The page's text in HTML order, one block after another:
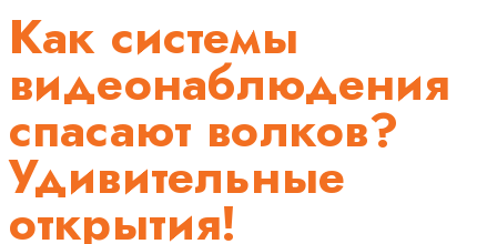
Как системы
видеонаблюдения
спасают волков?
Удивительные
открытия!